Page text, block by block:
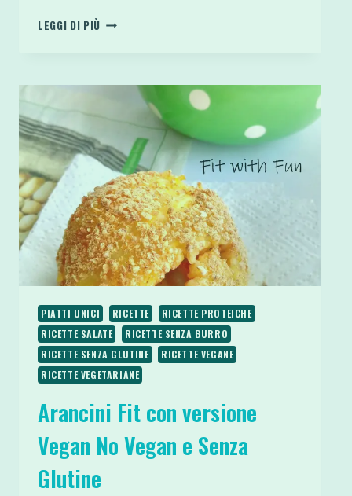
LEGGI DI PIÙ FARINATA
VEGAN
GLUTEN
PIATTI UNICI RICETTE
RICETTE PROTEICHE
RICETTE SALATE
RICETTE SENZA BURRO
RICETTE SENZA GLUTINE
RICETTE VEGANE
RICETTE VEGETARIANE
Arancini Fit con versione
Vegan No Vegan e Senza
Glutine